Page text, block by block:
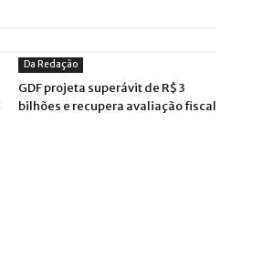
Da Redação
GDF projeta superávit de R$ 3
bilhões e recupera avaliação fiscal